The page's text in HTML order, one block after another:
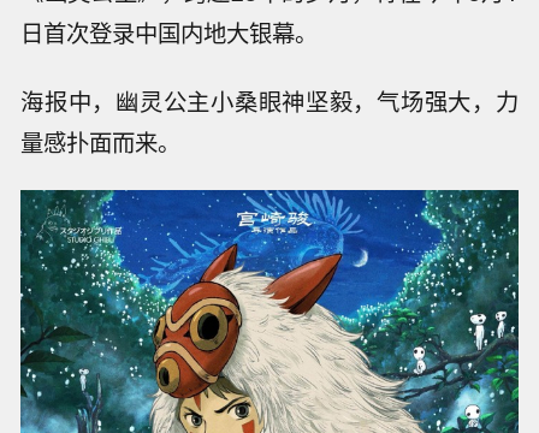
日首次登录中国内地大银幕。
海报中，幽灵公主小桑眼神坚毅，气场强大，力
量感扑面而来。